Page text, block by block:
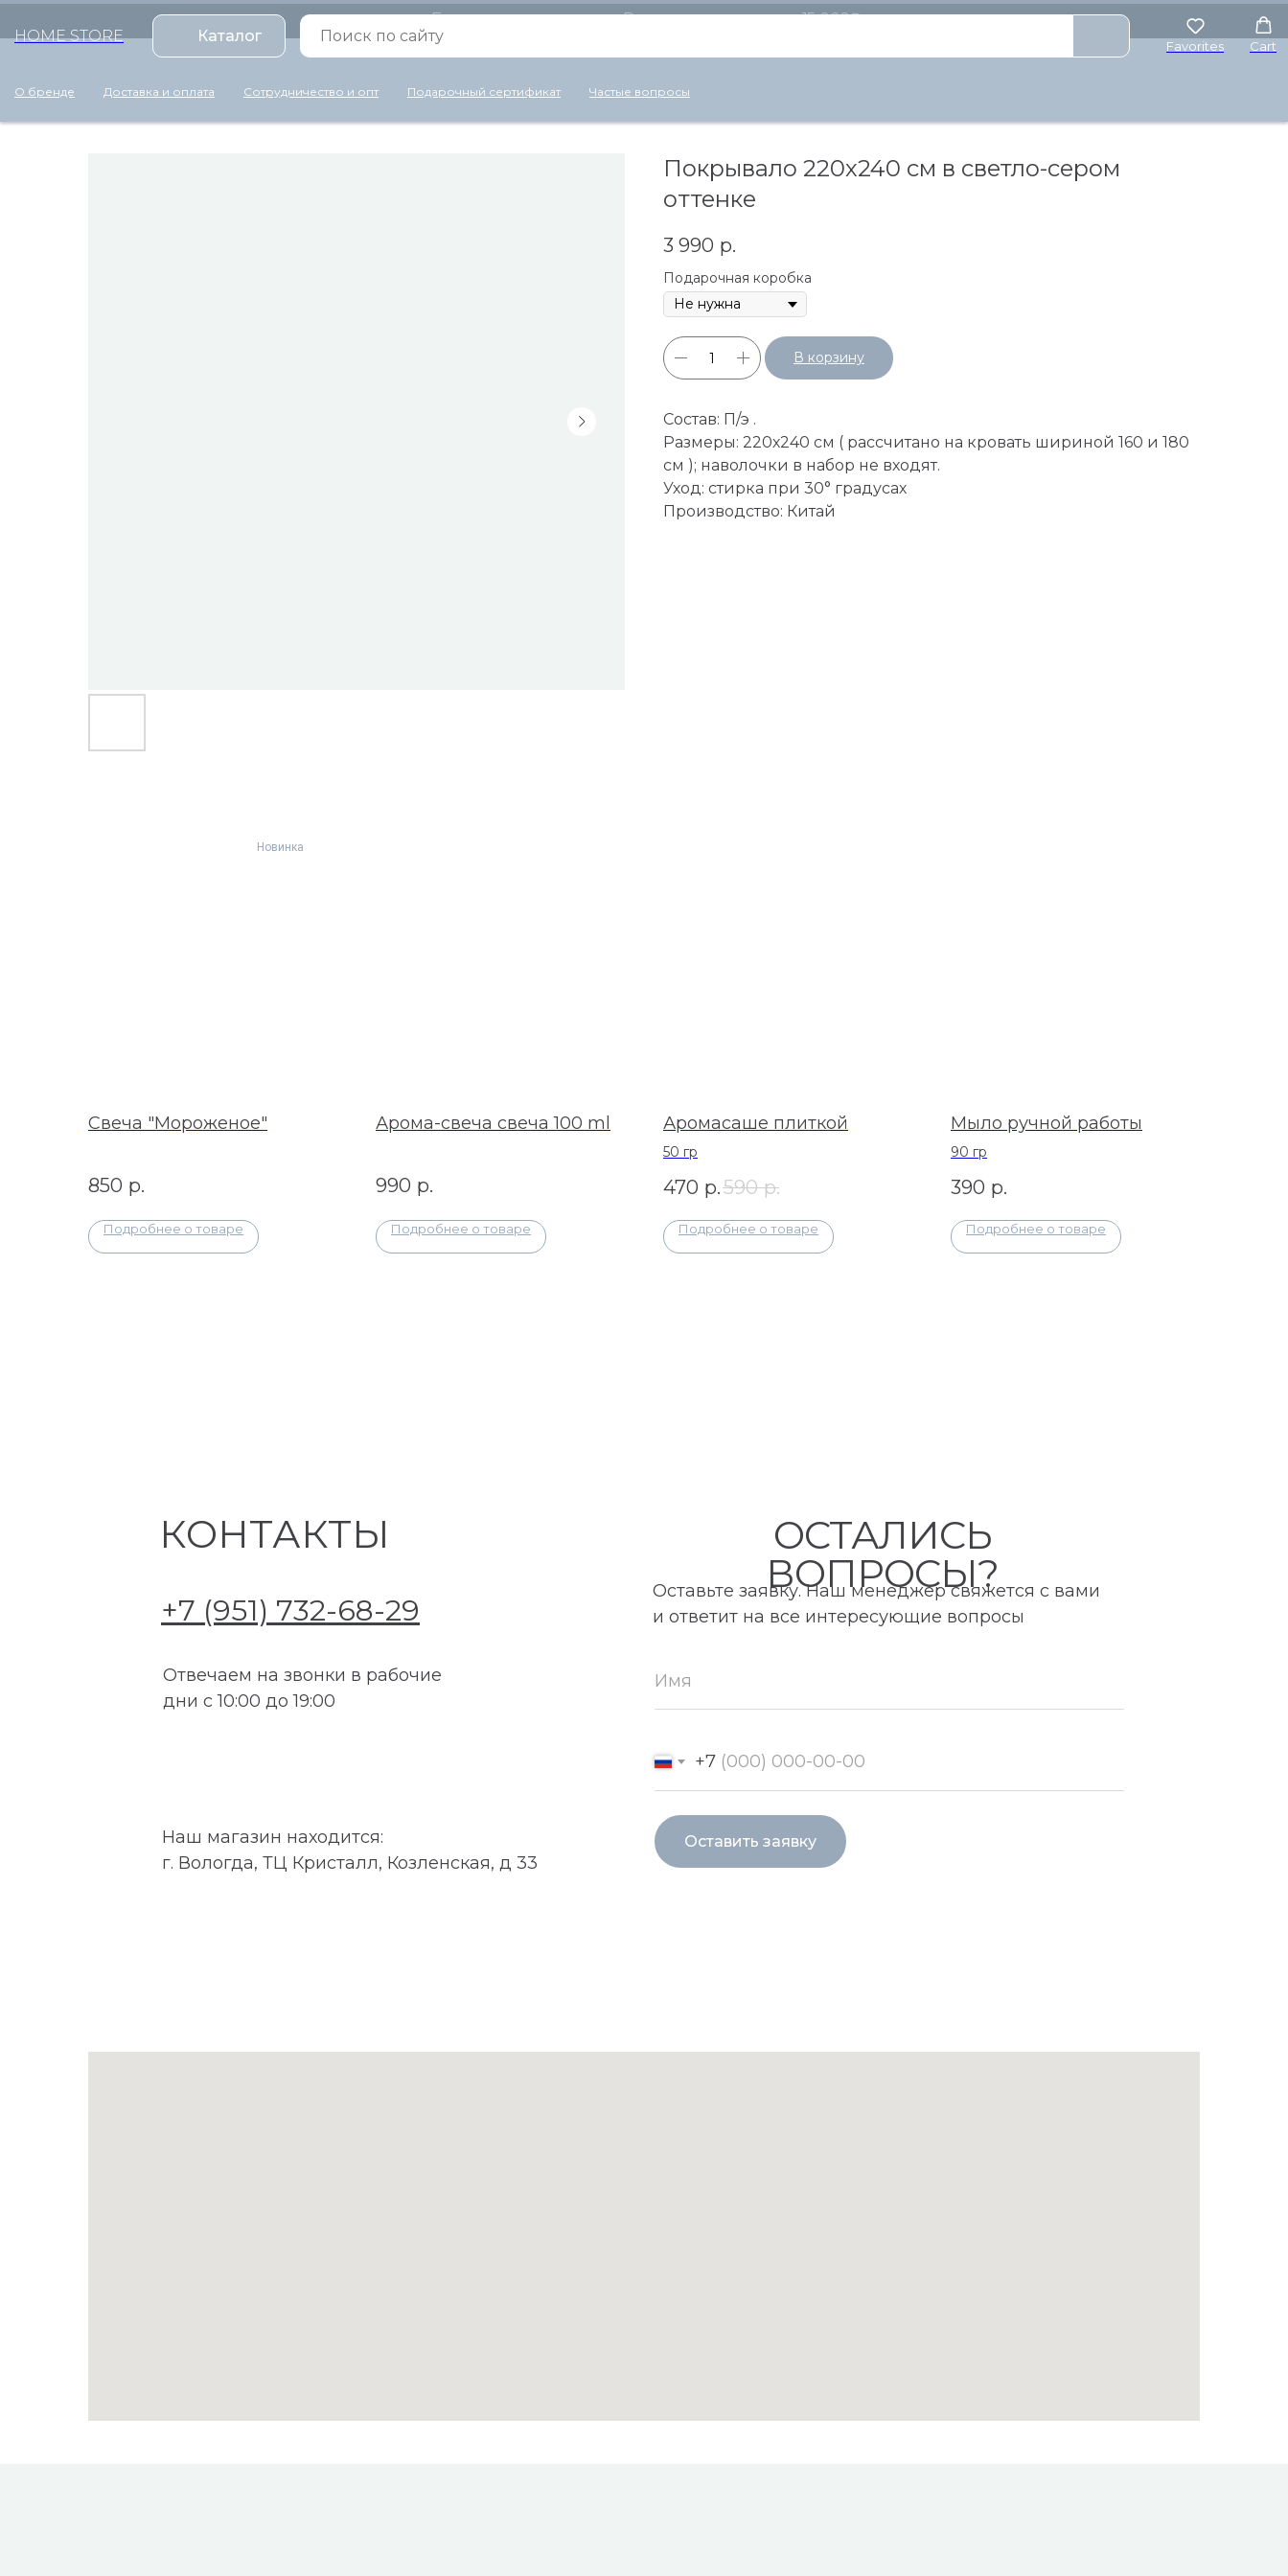
Бесплатная доставка по России для заказов от 15 000₽
HOME STORE
Каталог
Favorites Cart
О бренде Доставка и оплата Сотрудничество и опт Подарочный сертификат Частые вопросы
Покрывало 220х240 см в светло-сером
оттенке
3 990 р.
Подарочная коробка
В корзину
Состав: П/э .
Размеры: 220х240 см ( рассчитано на кровать шириной 160 и 180
см ); наволочки в набор не входят.
Уход: стирка при 30° градусах
Производство: Китай
Новинка
Свеча "Мороженое"
850 р.
Подробнее о товаре
Арома-свеча свеча 100 ml
990 р.
Подробнее о товаре
Аромасаше плиткой
50 гр
470 р.590 р.
Подробнее о товаре
Мыло ручной работы
90 гр
390 р.
Подробнее о товаре
Оставьте заявку. Наш менеджер свяжется с вами
и ответит на все интересующие вопросы
КОНТАКТЫ
+7
Оставить заявку
ОСТАЛИСЬ
ВОПРОСЫ?
+7 (951) 732-68-29
Отвечаем на звонки в рабочие
дни с 10:00 до 19:00
Наш магазин находится:
г. Вологда, ТЦ Кристалл, Козленская, д 33